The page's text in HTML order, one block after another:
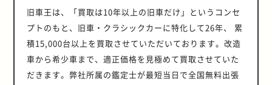
旧車王は、「買取は10年以上の旧車だけ」というコンセ
プトのもと、旧車・クラシックカーに特化して26年、 累
積15,000台以上を買取させていただいております。改造
車から希少車まで、適正価格を見極めて買取させていた
だきます。弊社所属の鑑定士が最短当日で全国無料出張